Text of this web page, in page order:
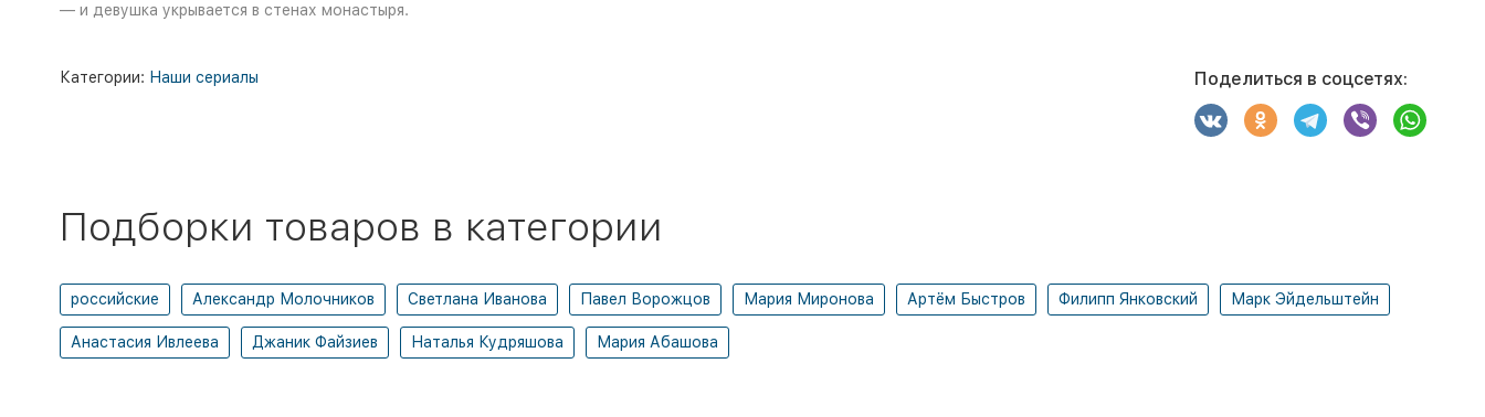
— и девушка укрывается в стенах монастыря.
Категории: Наши сериалы Поделиться в соцсетях:
Подборки товаров в категории
российские Александр Молочников Светлана Иванова Павел Ворожцов Мария Миронова Артём Быстров Филипп Янковский Марк Эйдельштейн
Анастасия Ивлеева Джаник Файзиев Наталья Кудряшова Мария Абашова